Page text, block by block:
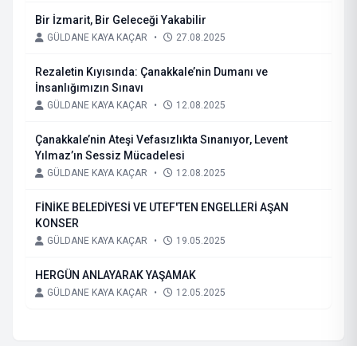
Bir İzmarit, Bir Geleceği Yakabilir
GÜLDANE KAYA KAÇAR • 27.08.2025
Rezaletin Kıyısında: Çanakkale’nin Dumanı ve
İnsanlığımızın Sınavı
GÜLDANE KAYA KAÇAR • 12.08.2025
Çanakkale’nin Ateşi Vefasızlıkta Sınanıyor, Levent
Yılmaz’ın Sessiz Mücadelesi
GÜLDANE KAYA KAÇAR • 12.08.2025
FİNİKE BELEDİYESİ VE UTEF'TEN ENGELLERİ AŞAN
KONSER
GÜLDANE KAYA KAÇAR • 19.05.2025
HERGÜN ANLAYARAK YAŞAMAK
GÜLDANE KAYA KAÇAR • 12.05.2025